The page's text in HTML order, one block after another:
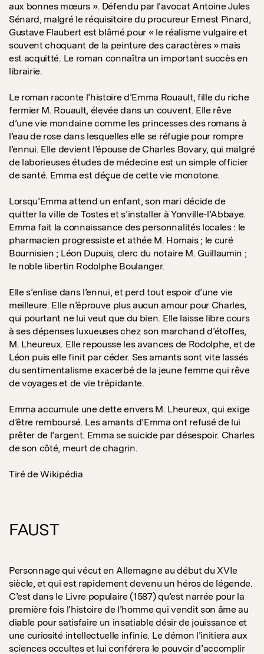
aux bonnes mœurs ». Défendu par l’avocat Antoine Jules
Sénard, malgré le réquisitoire du procureur Ernest Pinard,
Gustave Flaubert est blâmé pour « le réalisme vulgaire et
souvent choquant de la peinture des caractères » mais
est acquitté. Le roman connaîtra un important succès en
librairie.
Le roman raconte l’histoire d’Emma Rouault, fille du riche
fermier M. Rouault, élevée dans un couvent. Elle rêve
d’une vie mondaine comme les princesses des romans à
l’eau de rose dans lesquelles elle se réfugie pour rompre
l’ennui. Elle devient l’épouse de Charles Bovary, qui malgré
de laborieuses études de médecine est un simple officier
de santé. Emma est déçue de cette vie monotone.
Lorsqu’Emma attend un enfant, son mari décide de
quitter la ville de Tostes et s’installer à Yonville-l’Abbaye.
Emma fait la connaissance des personnalités locales : le
pharmacien progressiste et athée M. Homais ; le curé
Bournisien ; Léon Dupuis, clerc du notaire M. Guillaumin ;
le noble libertin Rodolphe Boulanger.
Elle s’enlise dans l’ennui, et perd tout espoir d’une vie
meilleure. Elle n’éprouve plus aucun amour pour Charles,
qui pourtant ne lui veut que du bien. Elle laisse libre cours
à ses dépenses luxueuses chez son marchand d’étoffes,
M. Lheureux. Elle repousse les avances de Rodolphe, et de
Léon puis elle finit par céder. Ses amants sont vite lassés
du sentimentalisme exacerbé de la jeune femme qui rêve
de voyages et de vie trépidante.
Emma accumule une dette envers M. Lheureux, qui exige
d’être remboursé. Les amants d’Emma ont refusé de lui
prêter de l’argent. Emma se suicide par désespoir. Charles
de son côté, meurt de chagrin.
Tiré de Wikipédia
FAUST
Personnage qui vécut en Allemagne au début du XVIe
siècle, et qui est rapidement devenu un héros de légende.
C’est dans le Livre populaire (1587) qu’est narrée pour la
première fois l’histoire de l’homme qui vendit son âme au
diable pour satisfaire un insatiable désir de jouissance et
une curiosité intellectuelle infinie. Le démon l’initiera aux
sciences occultes et lui conférera le pouvoir d’accomplir